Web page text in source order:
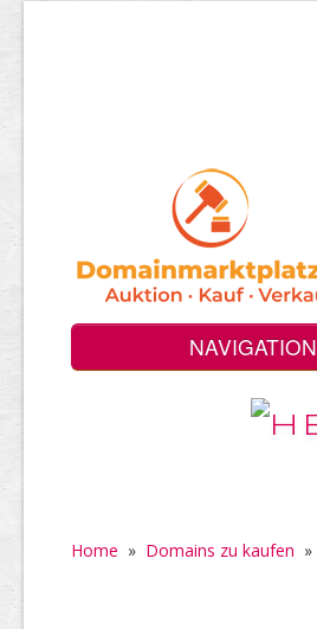
NAVIGATION
Home » Domains zu kaufen »